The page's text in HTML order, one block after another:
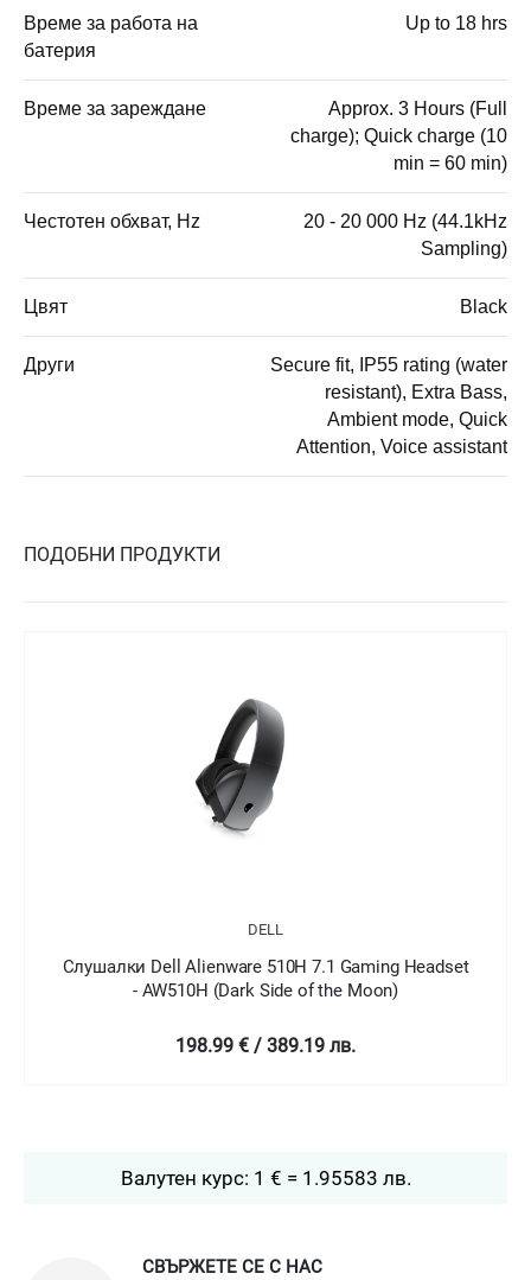
Време за работа на
батерия
Up to 18 hrs
Време за зареждане
Approx. 3 Hours (Full
charge); Quick charge (10
min = 60 min)
Честотен обхват, Hz
20 - 20 000 Hz (44.1kHz
Sampling)
Цвят Black
Други
Secure fit, IP55 rating (water
resistant), Extra Bass,
Ambient mode, Quick
Attention, Voice assistant
ПОДОБНИ ПРОДУКТИ
Alienware 510H 7.1 Gaming Headset
(Dark Side of the Moon)
198.99 € / 389.19 лв.
Слушалки
Валутен курс: 1 € = 1.95583 лв.
СВЪРЖЕТЕ СЕ С НАС